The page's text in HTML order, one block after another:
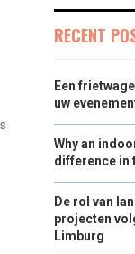
RECENT
Een
uw
Why an
difference in
De rol van
projecten
Limburg